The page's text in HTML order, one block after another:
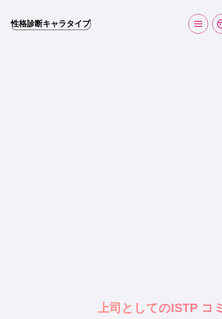
性格診断キャラタイプ
上司としてのISTP コ